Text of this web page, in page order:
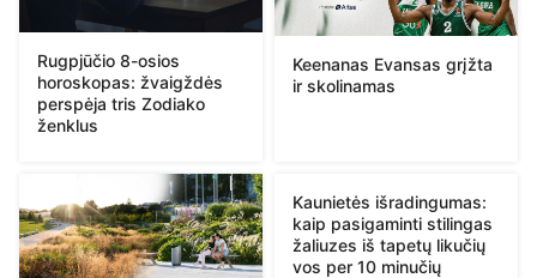
Rugpjūčio 8-osios
horoskopas: žvaigždės
perspėja tris Zodiako
ženklus
Keenanas Evansas grįžta
ir skolinamas
Kaunietės išradingumas:
kaip pasigaminti stilingas
žaliuzes iš tapetų likučių
vos per 10 minučių